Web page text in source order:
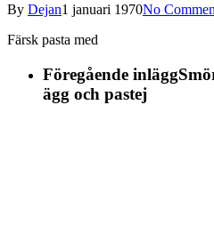
By Dejan1 januari 1970No
Färsk pasta med
Föregående inlägg
ägg och pastej